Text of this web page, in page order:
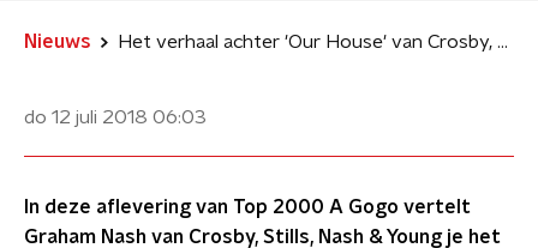
Nieuws Het verhaal achter 'Our House' van Crosby, Stills, Nash & Young
do 12 juli 2018 06:03
In deze aflevering van Top 2000 A Gogo vertelt
Graham Nash van Crosby, Stills, Nash & Young je het